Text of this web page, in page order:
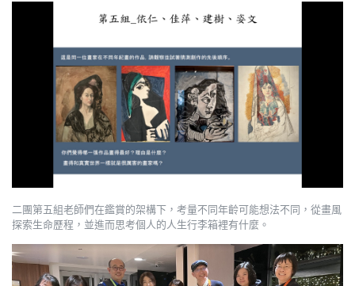
二團第五組老師們在鑑賞的架構下，考量不同年齡可能想法不同，從畫風
探索生命歷程，並進而思考個人的人生行李箱裡有什麼。